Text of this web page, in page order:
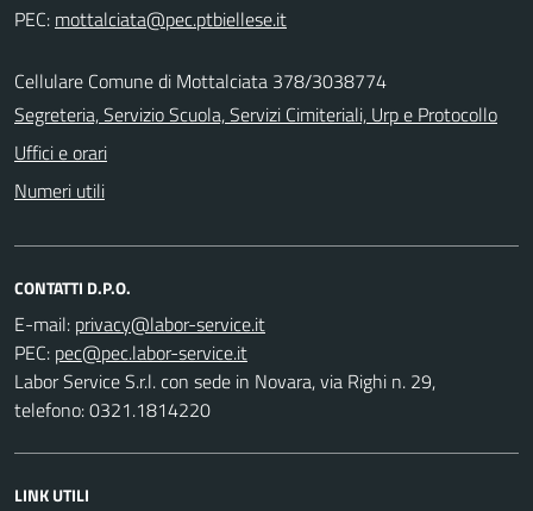
PEC:
Cellulare Comune di Mottalciata 378/3038774
Segreteria, Servizio Scuola, Servizi Cimiteriali, Urp e Protocollo
Uffici e orari
Numeri utili
CONTATTI D.P.O.
E-mail:
PEC:
Labor Service S.r.l. con sede in Novara, via Righi n. 29,
telefono: 0321.1814220
LINK UTILI